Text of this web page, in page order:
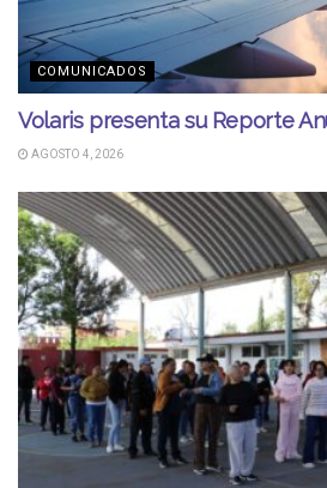
COMUNICADOS
Volaris presenta su Reporte
AGOSTO 4, 2026